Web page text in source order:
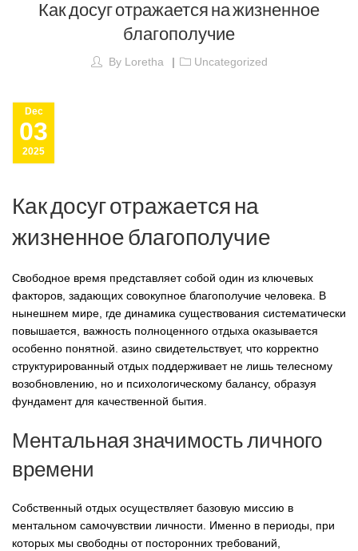
Как досуг отражается на жизненное
благополучие
By Loretha Uncategorized
03
Dec
2025
Как досуг отражается на
жизненное благополучие
Свободное время представляет собой один из ключевых
факторов, задающих совокупное благополучие человека. В
нынешнем мире, где динамика существования систематически
повышается, важность полноценного отдыха оказывается
особенно понятной. азино свидетельствует, что корректно
структурированный отдых поддерживает не лишь телесному
возобновлению, но и психологическому балансу, образуя
фундамент для качественной бытия.
Ментальная значимость личного
времени
Собственный отдых осуществляет базовую миссию в
ментальном самочувствии личности. Именно в периоды, при
которых мы свободны от посторонних требований,